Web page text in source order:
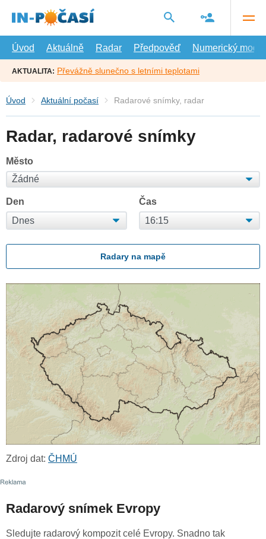
hlavní
Úvod
Aktuálně Radar Předpověď Numerický model
AKTUALITA: Převážně slunečno s letními teplotami
Úvod Aktuální počasí Radarové snímky, radar
Radar, radarové snímky
Město
Den Čas
Radary na mapě
Zdroj dat: ČHMÚ
Radarový snímek Evropy
Sledujte radarový kompozit celé Evropy. Snadno tak